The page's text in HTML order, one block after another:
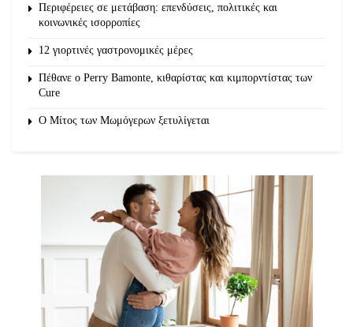
Περιφέρειες σε μετάβαση: επενδύσεις, πολιτικές και
κοινωνικές ισορροπίες
12 γιορτινές γαστρονομικές μέρες
Πέθανε ο Perry Bamonte, κιθαρίστας και κιμπορντίστας των
Cure
O Μίτος των Μωμόγερων ξετυλίγεται